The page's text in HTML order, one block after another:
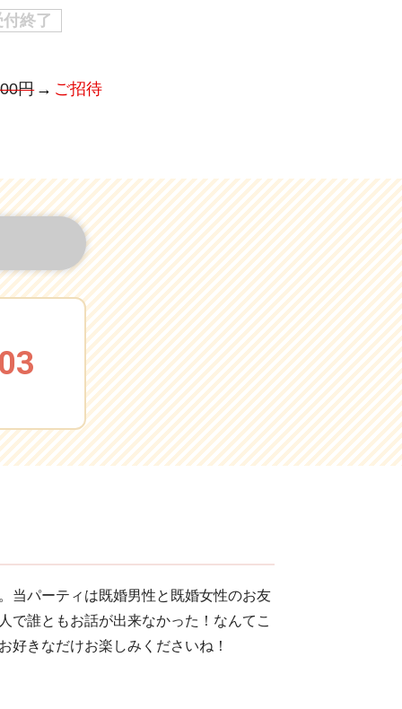
付終了
円 ご招待
当パーティは既婚男性と既婚女性のお友
で誰ともお話が出来なかった！なんてこ
好きなだけお楽しみくださいね！